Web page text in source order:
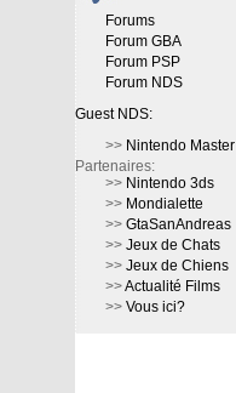
Forums
Forum GBA
Forum PSP
Forum NDS
Guest NDS:
>> Nintendo Master
Partenaires:
>> Nintendo 3ds
>> Mondialette
>> GtaSanAndreas
>> Jeux de Chats
>> Jeux de Chiens
>>Actualité Films
>> Vous ici?